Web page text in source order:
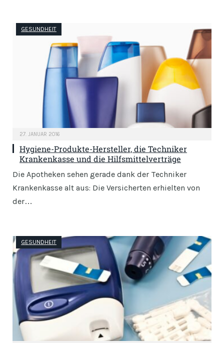
GESUNDHEIT
27. JANUAR 2016
Hygiene-Produkte-Hersteller, die Techniker
Krankenkasse und die Hilfsmittelverträge
Die Apotheken sehen gerade dank der Techniker
Krankenkasse alt aus: Die Versicherten erhielten von
der…
GESUNDHEIT